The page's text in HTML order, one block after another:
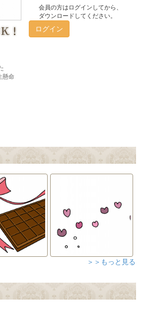
会員の方はログインしてから、
ダウンロードしてください。
ログイン
＞＞もっと見る